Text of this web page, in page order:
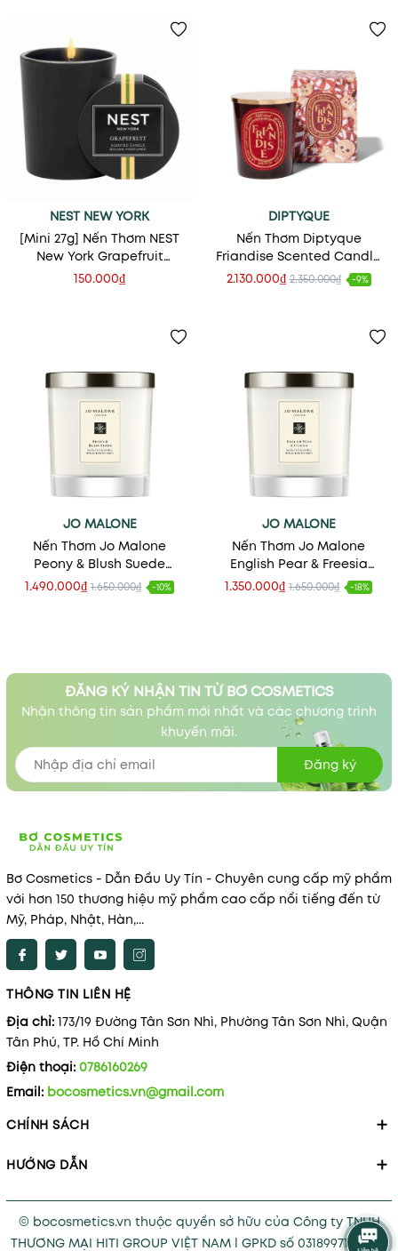
NEST NEW YORK
[Mini 27g] Nến Thơm NEST
New York Grapefruit
Candle
150.000₫
DIPTYQUE
Nến Thơm Diptyque
Friandise Scented Candle
(Limited Edition)
2.130.000₫ 2.350.000₫ -9%
JO MALONE
Nến Thơm Jo Malone
Peony & Blush Suede
Candle
1.490.000₫ 1.650.000₫ -10%
JO MALONE
Nến Thơm Jo Malone
English Pear & Freesia
Home Candle
1.350.000₫ 1.650.000₫ -18%
ĐĂNG KÝ NHẬN TIN TỪ BƠ COSMETICS
Nhận thông tin sản phẩm mới nhất và các chương trình
khuyến mãi.
Đăng ký
Bơ Cosmetics - Dẫn Đầu Uy Tín - Chuyên cung cấp mỹ phẩm
với hơn 150 thương hiệu mỹ phẩm cao cấp nổi tiếng đến từ
Mỹ, Pháp, Nhật, Hàn,...
THÔNG TIN LIÊN HỆ
Địa chỉ: 173/19 Đường Tân Sơn Nhì, Phường Tân Sơn Nhì, Quận
Tân Phú, TP. Hồ Chí Minh
Điện thoại: 0786160269
Email: bocosmetics.vn@gmail.com
CHÍNH SÁCH
HƯỚNG DẪN
© bocosmetics.vn thuộc quyền sở hữu của Công ty TNHH
THƯƠNG MẠI HITI GROUP VIỆT NAM l GPKD số 0318997121 cấp